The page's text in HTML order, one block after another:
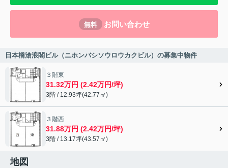
無料 お問い合わせ
日本橋滄浪閣ビル（ニホンバシソウロウカクビル）の募集中物件
３階東
31.32万円 (2.42万円/坪)
3階 / 12.93坪(42.77㎡)
３階西
31.88万円 (2.42万円/坪)
3階 / 13.17坪(43.57㎡)
地図